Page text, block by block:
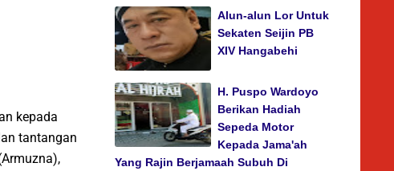
kepada
tantangan
Alun-alun Lor Untuk
Sekaten Seijin PB
XIV Hangabehi
H. Puspo Wardoyo
Berikan Hadiah
Sepeda Motor
Kepada Jama'ah
Yang Rajin Berjamaah Subuh Di